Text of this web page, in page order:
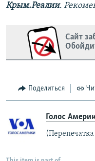
Крым.Реалии.
Сайт
Поделиться
Голос